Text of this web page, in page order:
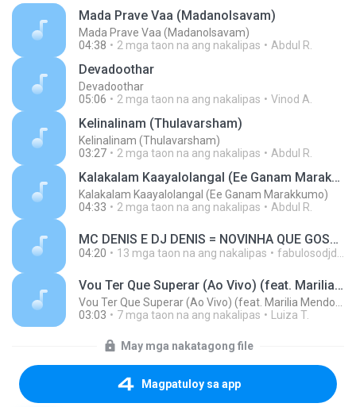
Mada Prave Vaa (Madanolsavam)
Mada Prave Vaa (Madanolsavam)
04:38
2 mga taon na ang nakalipas Abdul R.
Devadoothar
Devadoothar
05:06
2 mga taon na ang nakalipas Vinod A.
Kelinalinam (Thulavarsham)
Kelinalinam (Thulavarsham)
03:27
2 mga taon na ang nakalipas Abdul R.
Kalakalam Kaayalolangal (Ee Ganam Marakkumo)
Kalakalam Kaayalolangal (Ee Ganam Marakkumo)
04:33
2 mga taon na ang nakalipas Abdul R.
MC DENIS E DJ DENIS = NOVINHA QUE GOSTA DE DANÇAR.wav MUSIC MP3.mp3
04:20 13 mga taon na ang nakalipas fabulosodjdenis
Vou Ter Que Superar (Ao Vivo) (feat. Marilia Mendonça)
03:03
7 mga taon na ang nakalipas Luiza T.
May mga nakatagong file
Magpatuloy sa app